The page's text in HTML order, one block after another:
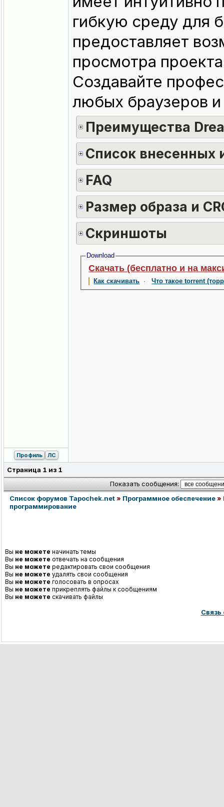
гибкую среду для
предоставляет
просмотра
Создавайте
любых браузеров и
Преимущества
Список внесенных
FAQ
Размер образа и
Скриншоты
Download
Скачать (бесплатно и на
Как скачивать ·Что такое torrent
Профиль ЛС
Страница 1 из 1
Показать сообщения:
Список форумов Tapochek.net» Программное обеспечение»
программирование
Вы не можете начинать темы
Вы не можете отвечать на сообщения
Вы не можете редактировать свои сообщения
Вы не можете удалять свои сообщения
Вы не можете голосовать в опросах
Вы не можете прикреплять файлы к сообщениям
Вы не можете скачивать файлы